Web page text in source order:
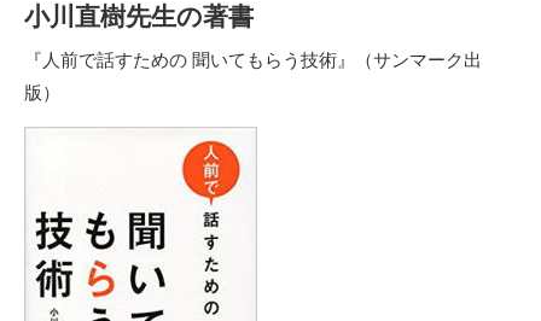
小川直樹先生の著書
『 人前で話すための 聞いてもらう技術 』（サンマーク出
版）